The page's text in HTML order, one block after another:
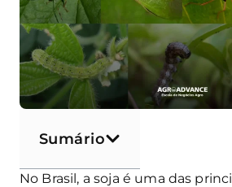
Sumário
No Brasil, a soja é uma das